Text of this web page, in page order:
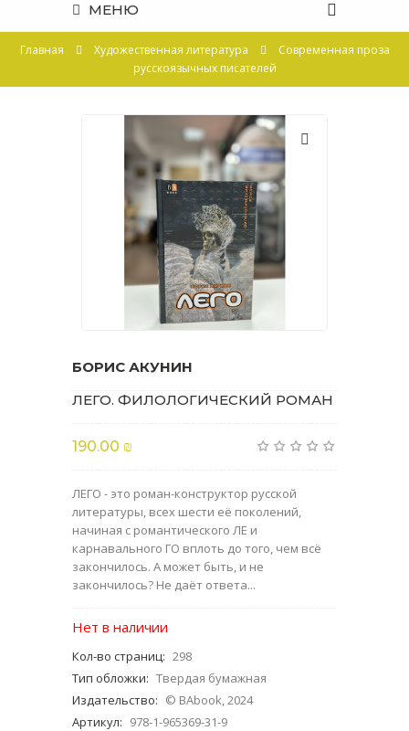
МЕНЮ
Главная Художественная литература
Современная проза
русскоязычных писателей
БОРИС АКУНИН
ЛЕГО. ФИЛОЛОГИЧЕСКИЙ РОМАН
190.00 ₪
ЛЕГО - это роман-конструктор русской
литературы, всех шести её поколений,
начиная с романтического ЛЕ и
карнавального ГО вплоть до того, чем всё
закончилось. А может быть, и не
закончилось? Не даёт ответа...
Нет в наличии
Кол-во страниц: 298
Тип обложки: Твердая бумажная
Издательство: © BAbook, 2024
Артикул: 978-1-965369-31-9